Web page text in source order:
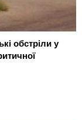
обстріли у